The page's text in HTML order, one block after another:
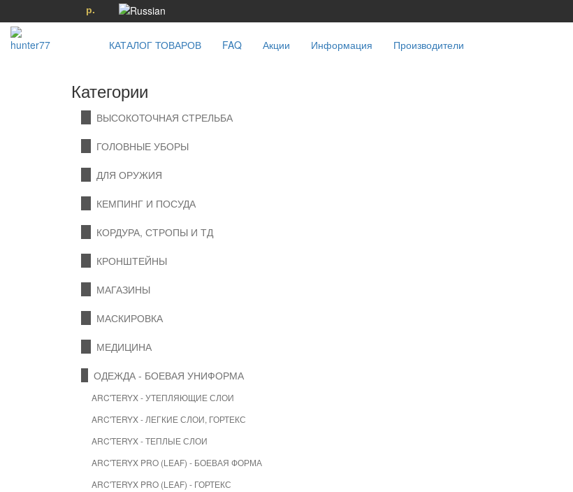
р.
КАТАЛОГ ТОВАРОВ FAQ Акции Информация Производители
Категории
ВЫСОКОТОЧНАЯ СТРЕЛЬБА
ГОЛОВНЫЕ УБОРЫ
ДЛЯ ОРУЖИЯ
КЕМПИНГ И ПОСУДА
КОРДУРА, СТРОПЫ И ТД
КРОНШТЕЙНЫ
МАГАЗИНЫ
МАСКИРОВКА
МЕДИЦИНА
ОДЕЖДА - БОЕВАЯ УНИФОРМА
ARC'TERYX - УТЕПЛЯЮЩИЕ СЛОИ
ARC'TERYX - ЛЕГКИЕ СЛОИ, ГОРТЕКС
ARC'TERYX - ТЕПЛЫЕ СЛОИ
ARC'TERYX PRO (LEAF) - БОЕВАЯ ФОРМА
ARC'TERYX PRO (LEAF) - ГОРТЕКС